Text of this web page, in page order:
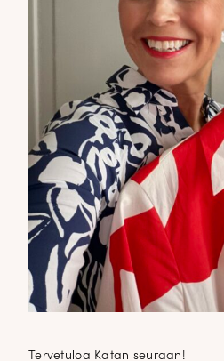
Tervetuloa Katan seuraan!